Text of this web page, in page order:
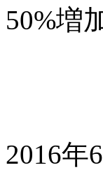
50%増
2016年